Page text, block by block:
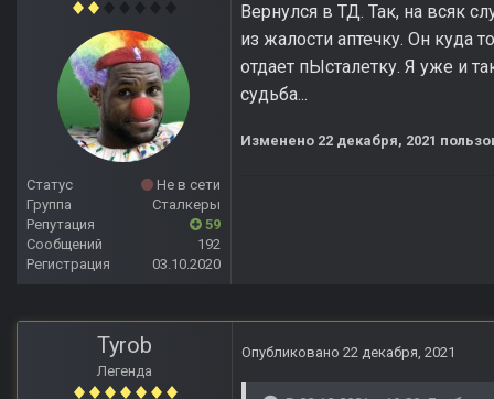
Статус
Не в сети
Группа
Сталкеры
Репутация
59
Сообщений
192
Регистрация
03.10.2020
Вернулся в ТД. Так, на всяк
из жалости аптечку. Он куда
отдает пЫсталетку. Я уже и
судьба...
Изменено 22 декабря, 2021
Tyrob
Легенда
Опубликовано 22 декабря, 2021